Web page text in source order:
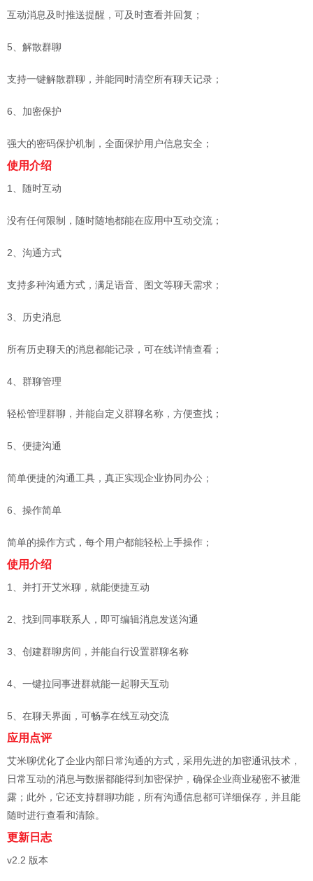
互动消息及时推送提醒，可及时查看并回复；
5、解散群聊
支持一键解散群聊，并能同时清空所有聊天记录；
6、加密保护
强大的密码保护机制，全面保护用户信息安全；
使用介绍
1、随时互动
没有任何限制，随时随地都能在应用中互动交流；
2、沟通方式
支持多种沟通方式，满足语音、图文等聊天需求；
3、历史消息
所有历史聊天的消息都能记录，可在线详情查看；
4、群聊管理
轻松管理群聊，并能自定义群聊名称，方便查找；
5、便捷沟通
简单便捷的沟通工具，真正实现企业协同办公；
6、操作简单
简单的操作方式，每个用户都能轻松上手操作；
使用介绍
1、并打开艾米聊，就能便捷互动
2、找到同事联系人，即可编辑消息发送沟通
3、创建群聊房间，并能自行设置群聊名称
4、一键拉同事进群就能一起聊天互动
5、在聊天界面，可畅享在线互动交流
应用点评
艾米聊优化了企业内部日常沟通的方式，采用先进的加密通讯技术，
日常互动的消息与数据都能得到加密保护，确保企业商业秘密不被泄
露；此外，它还支持群聊功能，所有沟通信息都可详细保存，并且能
随时进行查看和清除。
更新日志
v2.2 版本